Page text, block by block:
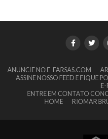
ANUNCIE NO E-FARSAS.COM
ASSINE NOSSO FEED E FIQUE
E-
ENTRE EM CONTATO
HOME
RIOMAR